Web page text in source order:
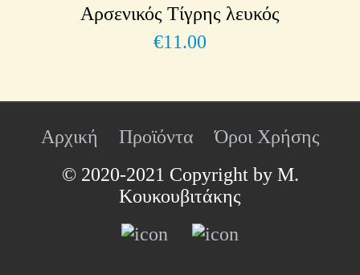
Αρσενικός Τίγρης λευκός
€11.00
Αρχική Προϊόντα
Όροι Χρήσης
© 2020-2021 Copyright by Μ.
Κουκουβιτάκης